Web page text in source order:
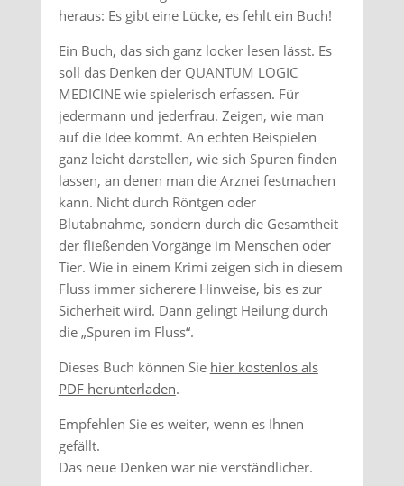
heraus: Es gibt eine Lücke, es fehlt ein Buch!
Ein Buch, das sich ganz locker lesen lässt. Es
soll das Denken der QUANTUM LOGIC
MEDICINE wie spielerisch erfassen. Für
jedermann und jederfrau. Zeigen, wie man
auf die Idee kommt. An echten Beispielen
ganz leicht darstellen, wie sich Spuren finden
lassen, an denen man die Arznei festmachen
kann. Nicht durch Röntgen oder
Blutabnahme, sondern durch die Gesamtheit
der fließenden Vorgänge im Menschen oder
Tier. Wie in einem Krimi zeigen sich in diesem
Fluss immer sicherere Hinweise, bis es zur
Sicherheit wird. Dann gelingt Heilung durch
die „Spuren im Fluss“.
Dieses Buch können Sie hier kostenlos als
PDF herunterladen.
Empfehlen Sie es weiter, wenn es Ihnen
gefällt.
Das neue Denken war nie verständlicher.